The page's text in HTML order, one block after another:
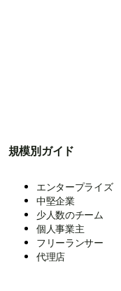
規模別ガイド
エンタープライズ
中堅企業
少人数のチーム
個人事業主
フリーランサー
代理店